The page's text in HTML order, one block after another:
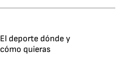
El deporte dónde y
cómo quieras